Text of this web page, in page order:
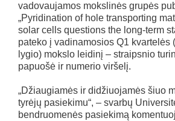
vadovaujamos mokslinės grupės
„Pyridination of hole transporting
solar cells questions the long-term
pateko į vadinamosios Q1 kvartelės
lygio) mokslo leidinį – straipsnio
papuošė ir numerio viršelį.
„Džiaugiamės ir didžiuojamės šiuo
tyrėjų pasiekimu“, – svarbų
bendruomenės pasiekimą